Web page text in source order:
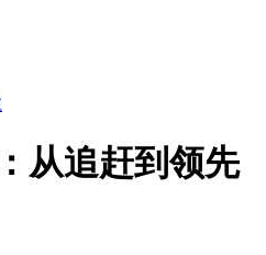
从追赶到领先